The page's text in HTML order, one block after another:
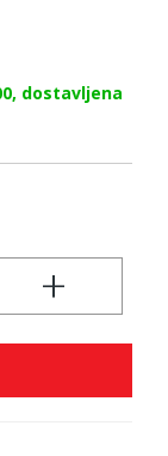
dostavljena
+